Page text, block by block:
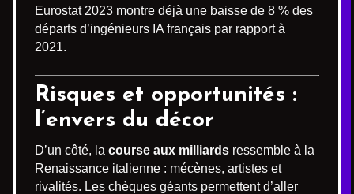
Eurostat 2023 montre déjà une baisse de 8 % des
départs d’ingénieurs IA français par rapport à
2021.
Risques et opportunités :
l’envers du décor
D’un côté, la course aux milliards ressemble à la
Renaissance italienne : mécènes, artistes et
rivalités. Les chèques géants permettent d’aller